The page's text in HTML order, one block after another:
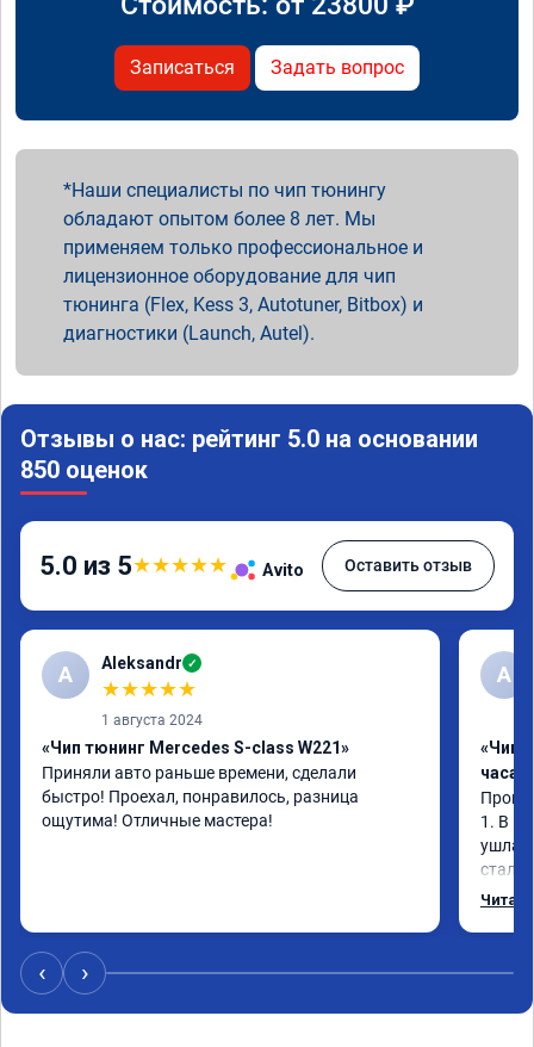
Записаться Задать вопрос
Наши специалисты по чип тюнингу
обладают опытом более 8 лет. Мы
применяем только профессиональное и
лицензионное оборудование для чип
тюнинга (Flex, Kess 3, Autotuner, Bitbox) и
диагностики (Launch, Autel).
Отзывы о нас: рейтинг 5.0 на основании
850 оценок
5.0 из 5★★★★★ Avito Оставить отзыв
A Aleksandr ✓
★★★★★
1 августа 2024
«Чип тюнинг Mercedes S-class W221»
Приняли авто раньше времени, сделали
быстро! Проехал, понравилось, разница
ощутима! Отличные мастера!
А
«Чип
часа»
1. В
ушла
стало
Одни
‹ ›